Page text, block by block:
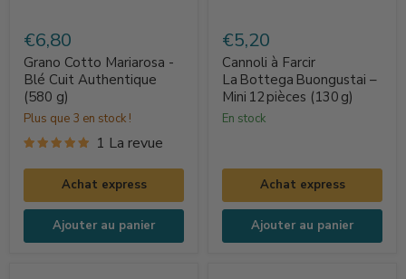
Cotto
Mariarosa
Blé
Cuit
Authentique
(580
€6,80
Grano Cotto Mariarosa -
Blé Cuit Authentique
(580 g)
Plus que 3 en stock !
1 La revue
Achat express
Ajouter au panier
à
Farcir
La Bottega Buongustai
–
Mini 12 pièces
€5,20
Cannoli à Farcir
La Bottega Buongustai –
Mini 12 pièces (130 g)
en stock
Achat express
Ajouter au panier